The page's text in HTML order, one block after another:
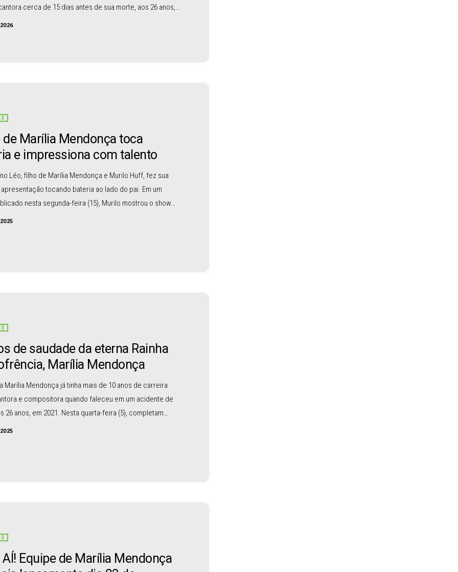
cerca de 15 dias antes de sua morte, aos 26 anos,
de avião. Na época, Marília contou aos fãs que a
de Marília Mendonça toca
e impressiona com talento
Léo, filho de Marília Mendonça e Murilo Huff, fez sua
tocando bateria ao lado do pai. Em um
nesta segunda-feira (15), Murilo mostrou o show
“Léo na Batera”. A plateia era formada por amigos de
de saudade da eterna Rainha
Marília Mendonça
Marília Mendonça já tinha mais de 10 anos de carreira
e compositora quando faleceu em um acidente de
26 anos, em 2021. Nesta quarta-feira (5), completam
de sua morte. Marília fez muito sucesso, ganhou
Equipe de Marília Mendonça